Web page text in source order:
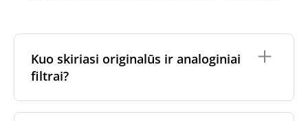
Kuo skiriasi originalūs ir analoginiai
filtrai?